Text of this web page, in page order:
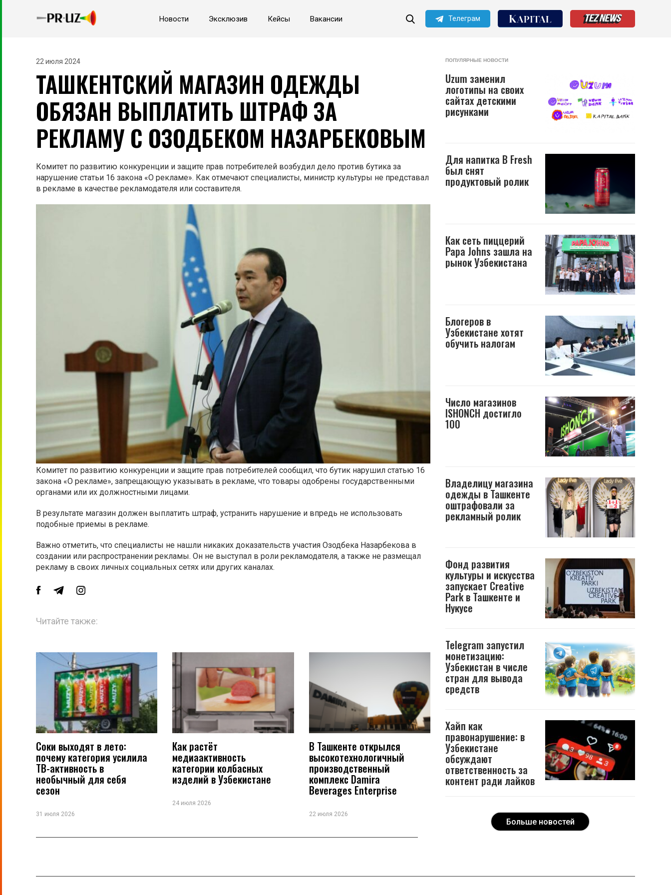
Новости Эксклюзив Кейсы Вакансии Телеграм
22 июля 2024
ТАШКЕНТСКИЙ МАГАЗИН ОДЕЖДЫ
ОБЯЗАН ВЫПЛАТИТЬ ШТРАФ ЗА
РЕКЛАМУ С ОЗОДБЕКОМ НАЗАРБЕКОВЫМ
Комитет по развитию конкуренции и защите прав потребителей возбудил дело против бутика за
нарушение статьи 16 закона «О рекламе». Как отмечают специалисты, министр культуры не представал
в рекламе в качестве рекламодателя или составителя.
Комитет по развитию конкуренции и защите прав потребителей сообщил, что бутик нарушил статью 16
закона «О рекламе», запрещающую указывать в рекламе, что товары одобрены государственными
органами или их должностными лицами.
В результате магазин должен выплатить штраф, устранить нарушение и впредь не использовать
подобные приемы в рекламе.
Важно отметить, что специалисты не нашли никаких доказательств участия Озодбека Назарбекова в
создании или распространении рекламы. Он не выступал в роли рекламодателя, а также не размещал
рекламу в своих личных социальных сетях или других каналах.
Читайте также:
Соки выходят в лето:
почему категория усилила
ТВ-активность в
необычный для себя
сезон
31 июля 2026
Как растёт
медиаактивность
категории колбасных
изделий в Узбекистане
24 июля 2026
В Ташкенте открылся
высокотехнологичный
производственный
комплекс Damira
Beverages Enterprise
22 июля 2026
ПОПУЛЯРНЫЕ НОВОСТИ
Uzum заменил
логотипы на своих
сайтах детскими
рисунками
Для напитка B Fresh
был снят
продуктовый ролик
Как сеть пиццерий
Papa Johns зашла на
рынок Узбекистана
Блогеров в
Узбекистане хотят
обучить налогам
Число магазинов
ISHONCH достигло
100
Владелицу магазина
одежды в Ташкенте
оштрафовали за
рекламный ролик
Фонд развития
культуры и искусства
запускает Creative
Park в Ташкенте и
Нукусе
Telegram запустил
монетизацию:
Узбекистан в числе
стран для вывода
средств
Хайп как
правонарушение: в
Узбекистане
обсуждают
ответственность за
контент ради лайков
Больше новостей